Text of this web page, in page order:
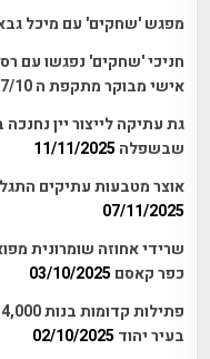
מפגש 'שחקים' עם מיכל
חניכי 'שחקים' נפגשו עם
אישי מבוקר מתקפת ה 7/10
גת עתיקה לייצור יין
שבשפלה 11/11/2025
אוצר מטבעות עתיקים
07/11/2025
כפר קאסם 03/10/2025
בעיר יהוד 02/10/2025